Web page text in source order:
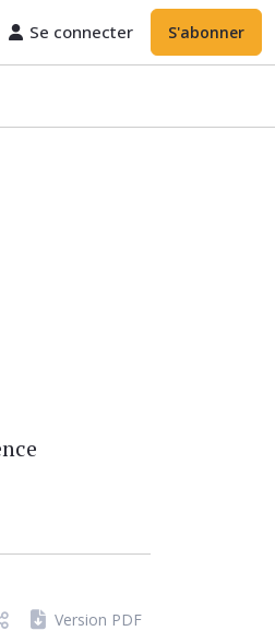
Se connecter S'abonner
Version PDF